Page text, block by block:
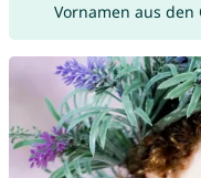
Vornamen aus